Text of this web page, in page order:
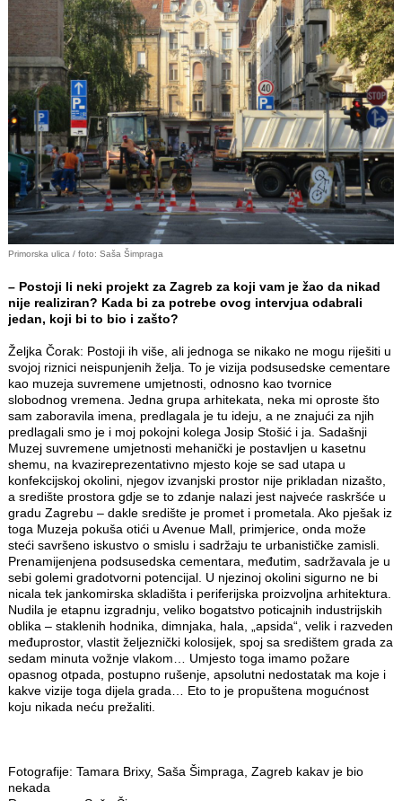
Primorska ulica / foto: Saša Šimpraga
– Postoji li neki projekt za Zagreb za koji vam je žao da nikad
nije realiziran? Kada bi za potrebe ovog intervjua odabrali
jedan, koji bi to bio i zašto?
Željka Čorak: Postoji ih više, ali jednoga se nikako ne mogu riješiti u
svojoj riznici neispunjenih želja. To je vizija podsusedske cementare
kao muzeja suvremene umjetnosti, odnosno kao tvornice
slobodnog vremena. Jedna grupa arhitekata, neka mi oproste što
sam zaboravila imena, predlagala je tu ideju, a ne znajući za njih
predlagali smo je i moj pokojni kolega Josip Stošić i ja. Sadašnji
Muzej suvremene umjetnosti mehanički je postavljen u kasetnu
shemu, na kvazireprezentativno mjesto koje se sad utapa u
konfekcijskoj okolini, njegov izvanjski prostor nije prikladan nizašto,
a središte prostora gdje se to zdanje nalazi jest najveće raskršće u
gradu Zagrebu – dakle središte je promet i prometala. Ako pješak iz
toga Muzeja pokuša otići u Avenue Mall, primjerice, onda može
steći savršeno iskustvo o smislu i sadržaju te urbanističke zamisli.
Prenamijenjena podsusedska cementara, međutim, sadržavala je u
sebi golemi gradotvorni potencijal. U njezinoj okolini sigurno ne bi
nicala tek jankomirska skladišta i periferijska proizvoljna arhitektura.
Nudila je etapnu izgradnju, veliko bogatstvo poticajnih industrijskih
oblika – staklenih hodnika, dimnjaka, hala, „apsida“, velik i razveden
međuprostor, vlastit željeznički kolosijek, spoj sa središtem grada za
sedam minuta vožnje vlakom… Umjesto toga imamo požare
opasnog otpada, postupno rušenje, apsolutni nedostatak ma koje i
kakve vizije toga dijela grada… Eto to je propuštena mogućnost
koju nikada neću prežaliti.
Fotografije: Tamara Brixy, Saša Šimpraga, Zagreb kakav je bio
nekada